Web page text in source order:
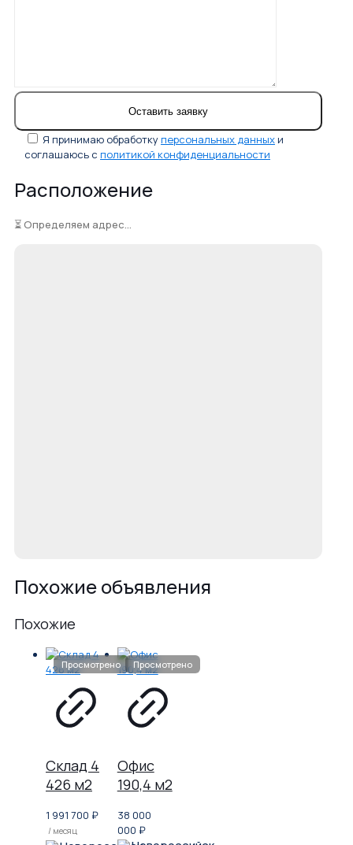
Я принимаю обработкуперсональных данных и
соглашаюсь с политикой конфиденциальности
Расположение
⏳ Определяем адрес...
Похожие объявления
Похожие
Склад 4
426 м2
1 991 700 ₽
/ месяц
Офис
190,4 м2
38 000
000 ₽